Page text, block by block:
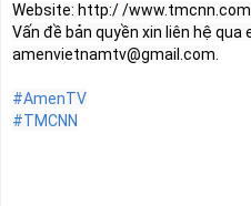
Website: http:/ /www.tmcnn.com
amenvietnamtv@gmail.com.
#AmenTV
#TMCNN